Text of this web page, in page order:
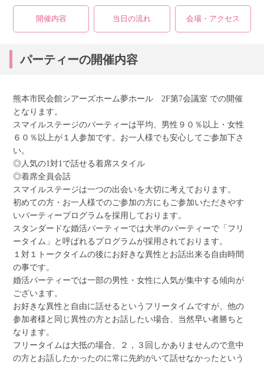
開催内容 当日の流れ 会場・アクセス
パーティーの開催内容
熊本市民会館シアーズホーム夢ホール 2F第7会議室 での開催
となります。
スマイルステージのパーティーは平均、男性９０％以上・女性
６０％以上が１人参加です。お一人様でも安心してご参加下さ
い。
◎人気の1対1で話せる着席スタイル
◎着席全員会話
スマイルステージは一つの出会いを大切に考えております。
初めての方・お一人様でのご参加の方にもご参加いただきやす
いパーティープログラムを採用しております。
スタンダードな婚活パーティーでは大半のパーティーで「フリ
ータイム」と呼ばれるプログラムが採用されております。
１対１トークタイムの後にお好きな異性とお話出来る自由時間
の事です。
婚活パーティーでは一部の男性・女性に人気が集中する傾向が
ございます。
お好きな異性と自由に話せるというフリータイムですが、他の
参加者様と同じ異性の方とお話したい場合、当然早い者勝ちと
なります。
フリータイムは大抵の場合、２，３回しかありませんので意中
の方とお話したかったのに常に先約がいて話せなかったという